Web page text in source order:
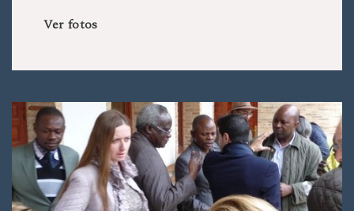
Ver fotos